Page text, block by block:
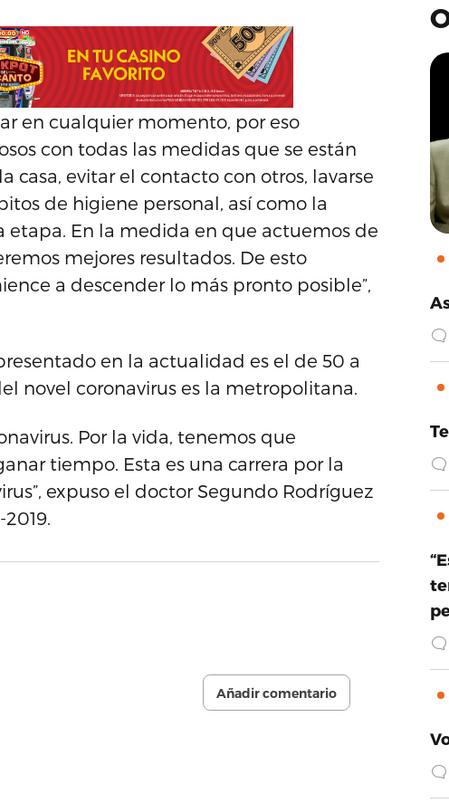
en cualquier momento, por eso
con todas las medidas que se están
evitar el contacto con otros, lavarse
de higiene personal, así como la
etapa. En la medida en que actuemos de
mejores resultados. De esto
a descender lo más pronto posible”,
en la actualidad es el de 50 a
novel coronavirus es la metropolitana.
Por la vida, tenemos que
tiempo. Esta es una carrera por la
expuso el doctor Segundo Rodríguez
Añadir comentario